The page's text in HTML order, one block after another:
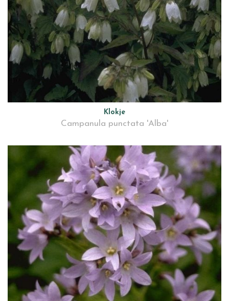
Klokje
Campanula punctata 'Alba'